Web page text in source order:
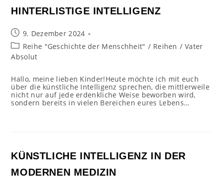
HINTERLISTIGE INTELLIGENZ
Beitrag
veröffentlicht:
9. Dezember 2024
Beitrags-
Kategorie:
Reihe "Geschichte der Menschheit" / Reihen / Vater
Absolut
Hallo, meine lieben Kinder!Heute möchte ich mit euch
über die künstliche Intelligenz sprechen, die mittlerweile
nicht nur auf jede erdenkliche Weise beworben wird,
sondern bereits in vielen Bereichen eures Lebens…
KÜNSTLICHE INTELLIGENZ IN DER
MODERNEN MEDIZIN